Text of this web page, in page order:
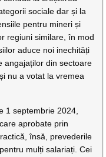
sociale dar și la
pentru mineri și
regiuni similare, în mod
aduce noi inechități
angajaților din sectoare
nu a votat la vremea
1 septembrie 2024,
aprobate prin
însă, prevederile
mulți salariați. Cei